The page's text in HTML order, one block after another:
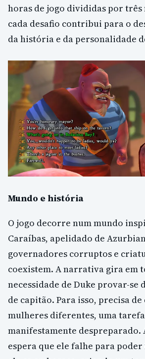
horas de jogo divididas por três
cada desafio contribui para o
da história e da personalidade
Mundo e história
O jogo decorre num mundo
Caraíbas, apelidado de
governadores corruptos e
coexistem. A narrativa gira em
necessidade de Duke provar-se
de capitão. Para isso, precisa
mulheres diferentes, uma
manifestamente despreparado.
espera que ele falhe para